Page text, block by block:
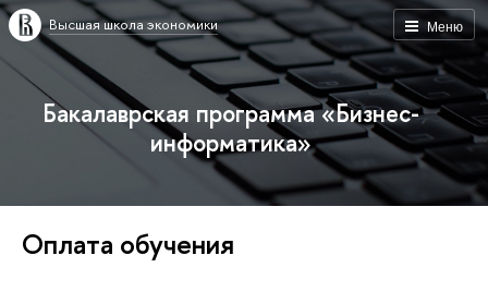
Меню
Высшая школа экономики
Бакалаврская программа «Бизнес-
информатика»
Оплата обучения